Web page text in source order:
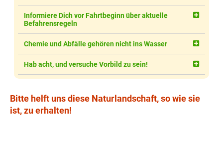
Informiere Dich vor Fahrtbeginn über aktuelle
Befahrensregeln
Chemie und Abfälle gehören nicht ins Wasser
Hab acht, und versuche Vorbild zu sein!
Bitte helft uns diese Naturlandschaft, so wie sie
ist, zu erhalten!